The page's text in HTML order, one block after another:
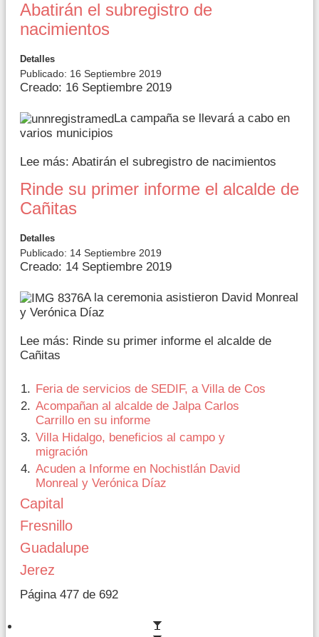
Abatirán el subregistro de
nacimientos
Detalles
Publicado: 16 Septiembre 2019
Creado: 16 Septiembre 2019
La campaña se llevará a cabo en
varios municipios
Lee más: Abatirán el subregistro de nacimientos
Rinde su primer informe el alcalde de
Cañitas
Detalles
Publicado: 14 Septiembre 2019
Creado: 14 Septiembre 2019
A la ceremonia asistieron David Monreal
y Verónica Díaz
Lee más: Rinde su primer informe el alcalde de
Cañitas
Feria de servicios de SEDIF, a Villa de Cos
Acompañan al alcalde de Jalpa Carlos
Carrillo en su informe
Villa Hidalgo, beneficios al campo y
migración
Acuden a Informe en Nochistlán David
Monreal y Verónica Díaz
Capital
Fresnillo
Guadalupe
Jerez
Página 477 de 692